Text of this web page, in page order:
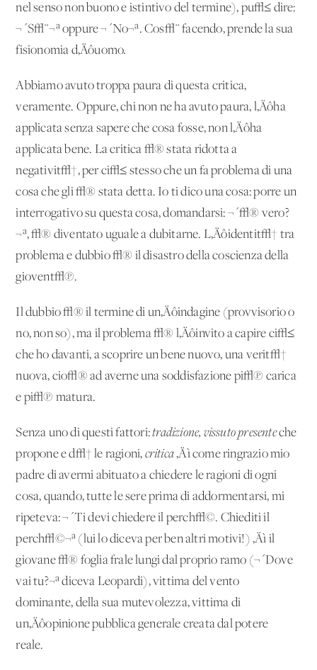
nel senso non buono e istintivo del termine), pu√≤ dire:
¬´S√¨¬ª oppure ¬´No¬ª. Cos√¨ facendo, prende la sua
fisionomia d‚Äôuomo.
Abbiamo avuto troppa paura di questa critica,
veramente. Oppure, chi non ne ha avuto paura, l‚Äôha
applicata senza sapere che cosa fosse, non l‚Äôha
applicata bene. La critica √® stata ridotta a
negativit√†, per ci√≤ stesso che un fa problema di una
cosa che gli √® stata detta. Io ti dico una cosa: porre un
interrogativo su questa cosa, domandarsi: ¬´√® vero?
¬ª, √® diventato uguale a dubitarne. L‚Äôidentit√† tra
problema e dubbio √® il disastro della coscienza della
giovent√π.
Il dubbio √® il termine di un‚Äôindagine (provvisorio o
no, non so), ma il problema √® l‚Äôinvito a capire ci√≤
che ho davanti, a scoprire un bene nuovo, una verit√†
nuova, cio√® ad averne una soddisfazione pi√π carica
e pi√π matura.
Senza uno di questi fattori:tradizione, vissuto presenteche
propone e d√† le ragioni, critica‚Äì come ringrazio mio
padre di avermi abituato a chiedere le ragioni di ogni
cosa, quando, tutte le sere prima di addormentarsi, mi
ripeteva: ¬´Ti devi chiedere il perch√©. Chiediti il
perch√©¬ª (lui lo diceva per ben altri motivi!) ‚Äì il
giovane √® foglia frale lungi dal proprio ramo (¬´Dove
vai tu?¬ª diceva Leopardi), vittima del vento
dominante, della sua mutevolezza, vittima di
un‚Äôopinione pubblica generale creata dal potere
reale.